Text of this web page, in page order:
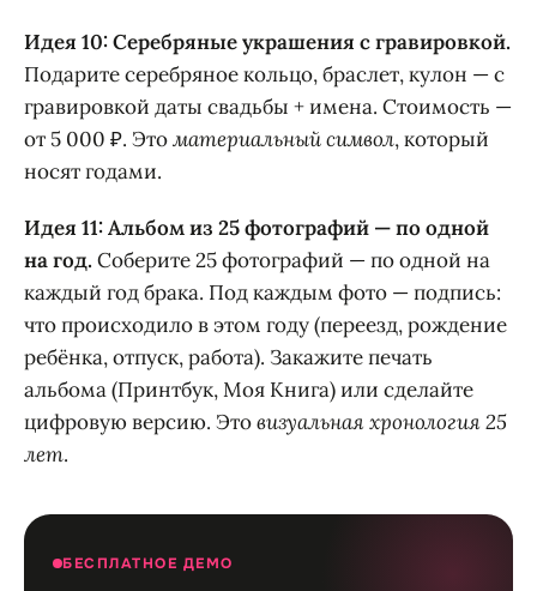
Идея 10: Серебряные украшения с гравировкой.
Подарите серебряное кольцо, браслет, кулон — с
гравировкой даты свадьбы + имена. Стоимость —
от 5 000 ₽. Этоматериальный символ, который
носят годами.
Идея 11: Альбом из 25 фотографий — по одной
на год. Соберите 25 фотографий — по одной на
каждый год брака. Под каждым фото — подпись:
что происходило в этом году (переезд, рождение
ребёнка, отпуск, работа). Закажите печать
альбома (Принтбук, Моя Книга) или сделайте
цифровую версию. Этовизуальная хронология 25
лет.
БЕСПЛАТНОЕ ДЕМО